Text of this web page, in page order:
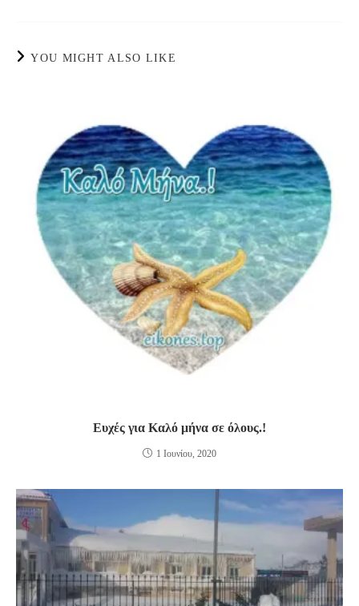
YOU MIGHT ALSO LIKE
Ευχές για Καλό μήνα σε όλους.!
1 Ιουνίου, 2020